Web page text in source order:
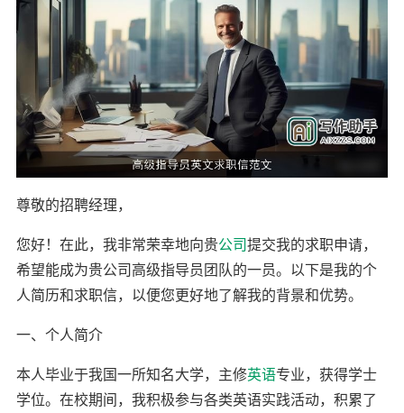
尊敬的招聘经理，
您好！在此，我非常荣幸地向贵公司提交我的求职申请，
希望能成为贵公司高级指导员团队的一员。以下是我的个
人简历和求职信，以便您更好地了解我的背景和优势。
一、个人简介
本人毕业于我国一所知名大学，主修英语专业，获得学士
学位。在校期间，我积极参与各类英语实践活动，积累了